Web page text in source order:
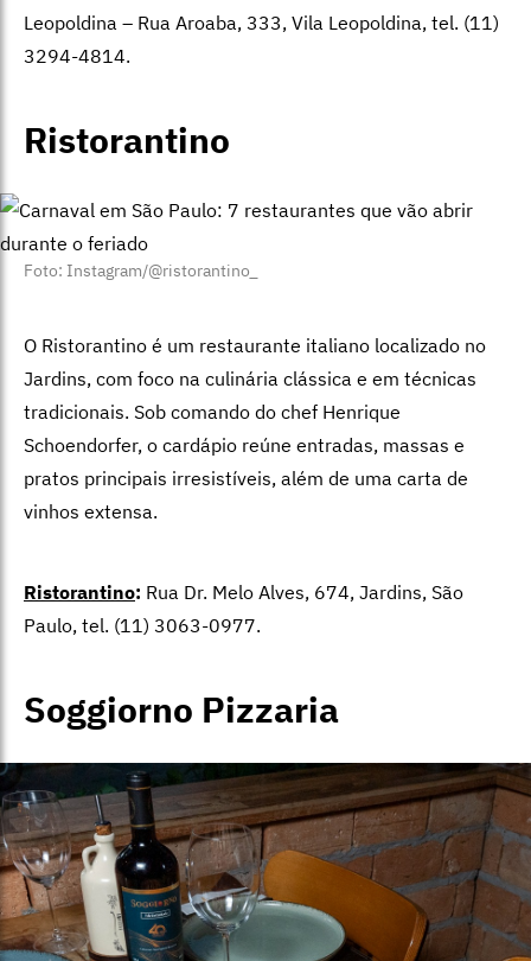
Leopoldina – Rua Aroaba, 333, Vila Leopoldina, tel. (11)
3294-4814.
Ristorantino
Foto: Instagram/@ristorantino_
O Ristorantino é um restaurante italiano localizado no
Jardins, com foco na culinária clássica e em técnicas
tradicionais. Sob comando do chef Henrique
Schoendorfer, o cardápio reúne entradas, massas e
pratos principais irresistíveis, além de uma carta de
vinhos extensa.
Ristorantino: Rua Dr. Melo Alves, 674, Jardins, São
Paulo, tel. (11) 3063-0977.
Soggiorno Pizzaria